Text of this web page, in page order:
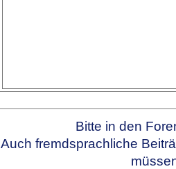
Bitte in den
Auch fremdsprachliche